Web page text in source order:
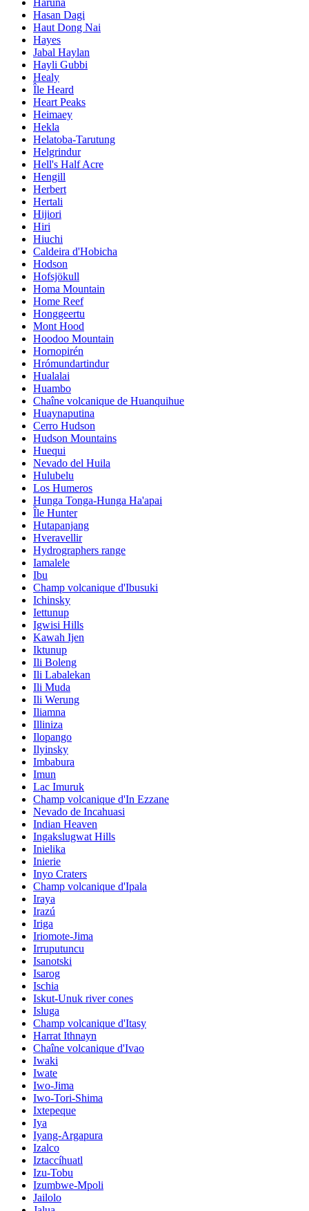
Hasan Dagi
Haut Dong Nai
Hayes
Jabal Haylan
Hayli Gubbi
Healy
Île Heard
Heart Peaks
Heimaey
Hekla
Helatoba-Tarutung
Helgrindur
Hell's Half Acre
Hengill
Herbert
Hertali
Hijiori
Hiri
Hiuchi
Caldeira d'Hobicha
Hodson
Hofsjökull
Homa Mountain
Home Reef
Honggeertu
Mont Hood
Hoodoo Mountain
Hornopirén
Hrómundartindur
Hualalai
Huambo
Chaîne volcanique de Huanquihue
Huaynaputina
Cerro Hudson
Hudson Mountains
Huequi
Nevado del Huila
Hulubelu
Los Humeros
Hunga Tonga-Hunga Ha'apai
Île Hunter
Hutapanjang
Hveravellir
Hydrographers range
Iamalele
Ibu
Champ volcanique d'Ibusuki
Ichinsky
Iettunup
Igwisi Hills
Kawah Ijen
Iktunup
Ili Boleng
Ili Labalekan
Ili Muda
Ili Werung
Iliamna
Illiniza
Ilopango
Ilyinsky
Imbabura
Imun
Lac Imuruk
Champ volcanique d'In Ezzane
Nevado de Incahuasi
Indian Heaven
Ingakslugwat Hills
Inielika
Inierie
Inyo Craters
Champ volcanique d'Ipala
Iraya
Irazú
Iriga
Iriomote-Jima
Irruputuncu
Isanotski
Isarog
Ischia
Iskut-Unuk river cones
Isluga
Champ volcanique d'Itasy
Harrat Ithnayn
Chaîne volcanique d'Ivao
Iwaki
Iwate
Iwo-Jima
Iwo-Tori-Shima
Ixtepeque
Iya
Iyang-Argapura
Izalco
Iztaccíhuatl
Izu-Tobu
Izumbwe-Mpoli
Jailolo